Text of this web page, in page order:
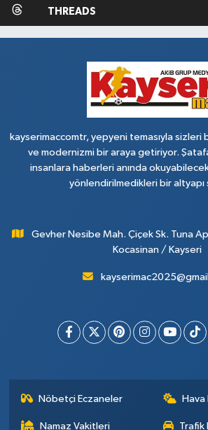
THREADS
kayserimaccomtr, yepyeni temasıyla sizleri
ve modernizmi bir araya getiriyor.
insanlara haberleri anında
yönlendirilmedikleri bir altyapı
Gevher Nesibe Mah. Çiçek Sk. Tuna
Kocasinan / Kayseri
Nöbetçi Eczaneler Hava
Namaz Vakitleri Trafik